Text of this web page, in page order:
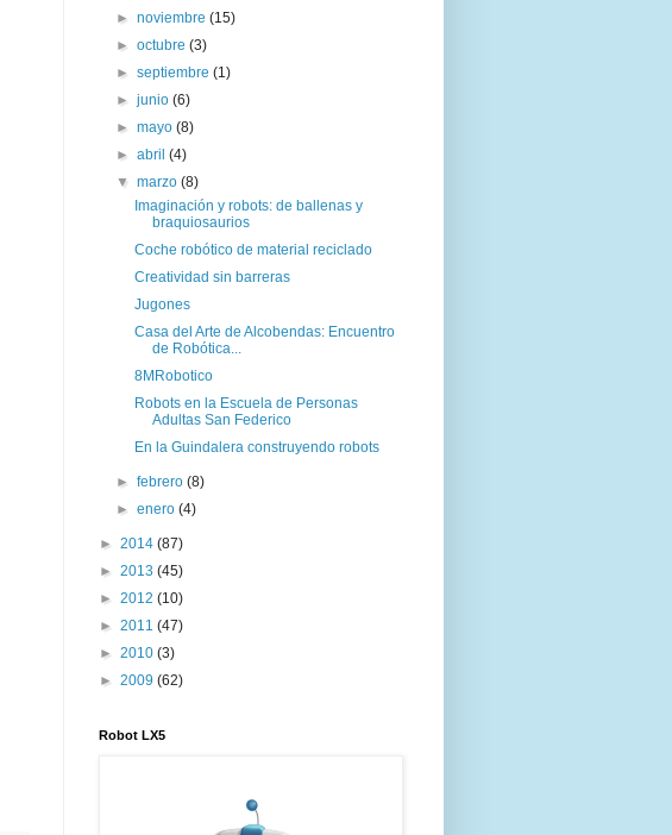
►noviembre(15)
►octubre(3)
►septiembre(1)
►junio(6)
►mayo(8)
►abril(4)
▼marzo(8)
Imaginación y robots: de ballenas y
braquiosaurios
Coche robótico de material reciclado
Creatividad sin barreras
Jugones
Casa del Arte de Alcobendas: Encuentro
de Robótica...
8MRobotico
Robots en la Escuela de Personas
Adultas San Federico
En la Guindalera construyendo robots
►febrero(8)
►enero(4)
► 2014 (87)
► 2013 (45)
► 2012 (10)
► 2011 (47)
► 2010 (3)
► 2009 (62)
Robot LX5